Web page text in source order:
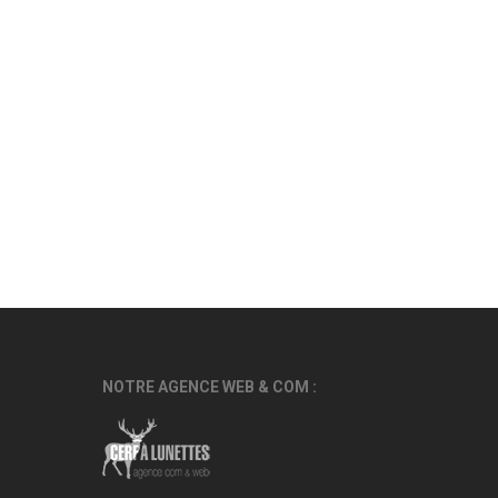
NOTRE AGENCE WEB & COM :